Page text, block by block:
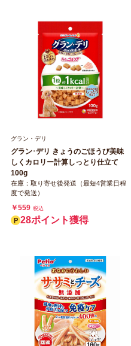
グラン・デリ
グラン･デリ きょうのごほうび美味
しくカロリー計算しっとり仕立て
100g
在庫：取り寄せ後発送（最短4営業日程
度で発送）
￥559 税込
28ポイント獲得